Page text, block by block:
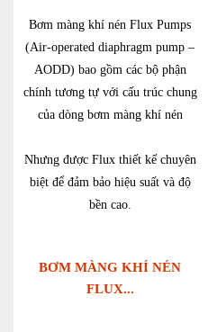
Bơm màng khí nén Flux Pumps
(Air-operated diaphragm pump –
AODD) bao gồm các bộ phận
chính tương tự với cấu trúc chung
của dòng bơm màng khí nén
Nhưng được Flux thiết kế chuyên
biệt để đảm bảo hiệu suất và độ
bền cao.
BƠM MÀNG KHÍ NÉN
FLUX...